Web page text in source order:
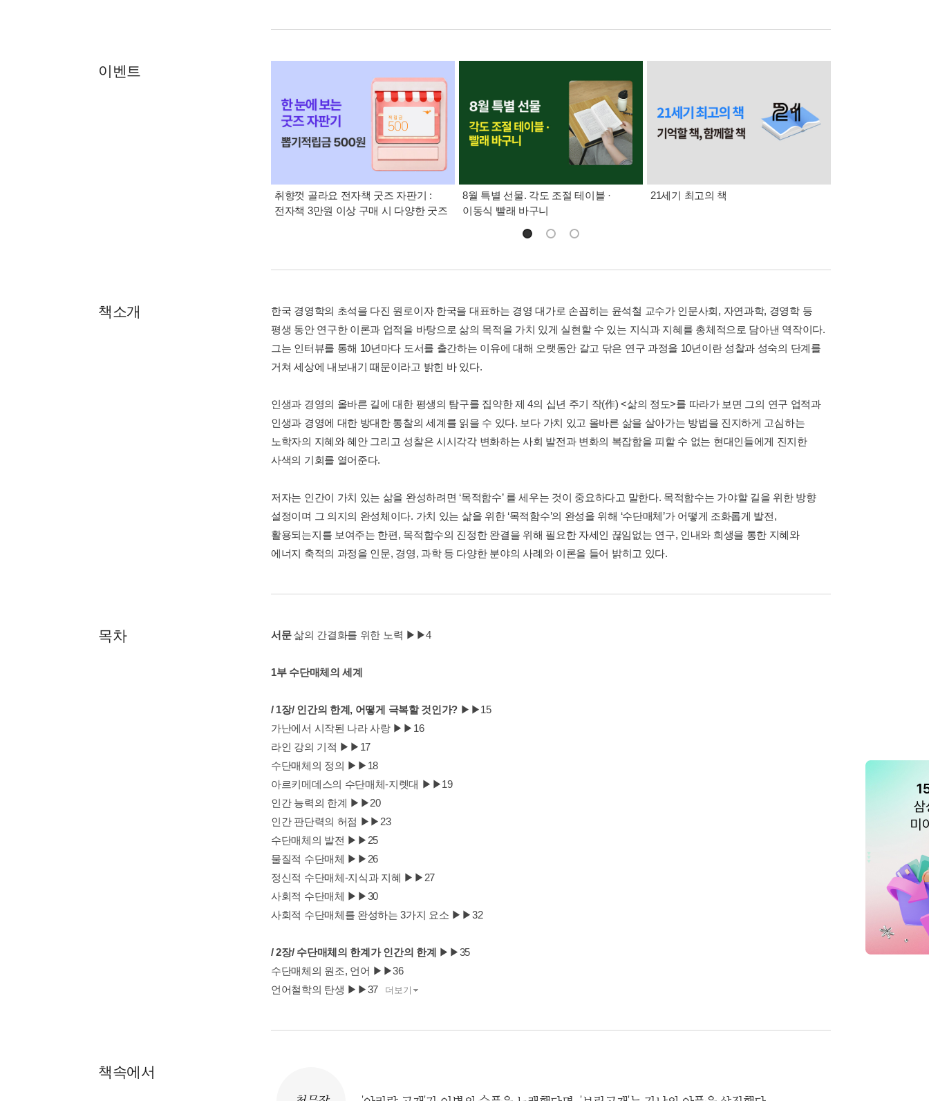
이벤트
취향껏 골라요 전자책 굿즈 자판기 :
전자책 3만원 이상 구매 시 다양한 굿즈
8월 특별 선물. 각도 조절 테이블 ·
이동식 빨래 바구니
21세기 최고의 책
책소개
한국 경영학의 초석을 다진 원로이자 한국을 대표하는 경영 대가로 손꼽히는 윤석철 교수가 인문사회, 자연과학, 경영학 등
평생 동안 연구한 이론과 업적을 바탕으로 삶의 목적을 가치 있게 실현할 수 있는 지식과 지혜를 총체적으로 담아낸 역작이다.
그는 인터뷰를 통해 10년마다 도서를 출간하는 이유에 대해 오랫동안 갈고 닦은 연구 과정을 10년이란 성찰과 성숙의 단계를
거쳐 세상에 내보내기 때문이라고 밝힌 바 있다.
인생과 경영의 올바른 길에 대한 평생의 탐구를 집약한 제 4의 십년 주기 작(作) <삶의 정도>를 따라가 보면 그의 연구 업적과
인생과 경영에 대한 방대한 통찰의 세계를 읽을 수 있다. 보다 가치 있고 올바른 삶을 살아가는 방법을 진지하게 고심하는
노학자의 지혜와 혜안 그리고 성찰은 시시각각 변화하는 사회 발전과 변화의 복잡함을 피할 수 없는 현대인들에게 진지한
사색의 기회를 열어준다.
저자는 인간이 가치 있는 삶을 완성하려면 ‘목적함수’ 를 세우는 것이 중요하다고 말한다. 목적함수는 가야할 길을 위한 방향
설정이며 그 의지의 완성체이다. 가치 있는 삶을 위한 ‘목적함수’의 완성을 위해 ‘수단매체’가 어떻게 조화롭게 발전,
활용되는지를 보여주는 한편, 목적함수의 진정한 완결을 위해 필요한 자세인 끊임없는 연구, 인내와 희생을 통한 지혜와
에너지 축적의 과정을 인문, 경영, 과학 등 다양한 분야의 사례와 이론을 들어 밝히고 있다.
목차 서문 삶의 간결화를 위한 노력 ▶▶4
1부 수단매체의 세계
/ 1장/ 인간의 한계, 어떻게 극복할 것인가? ▶▶15
가난에서 시작된 나라 사랑 ▶▶16
라인 강의 기적 ▶▶17
수단매체의 정의 ▶▶18
아르키메데스의 수단매체-지렛대 ▶▶19
인간 능력의 한계 ▶▶20
인간 판단력의 허점 ▶▶23
수단매체의 발전 ▶▶25
물질적 수단매체 ▶▶26
정신적 수단매체-지식과 지혜 ▶▶27
사회적 수단매체 ▶▶30
사회적 수단매체를 완성하는 3가지 요소 ▶▶32
/ 2장/ 수단매체의 한계가 인간의 한계 ▶▶35
수단매체의 원조, 언어 ▶▶36
언어철학의 탄생 ▶▶37
더보기
책속에서